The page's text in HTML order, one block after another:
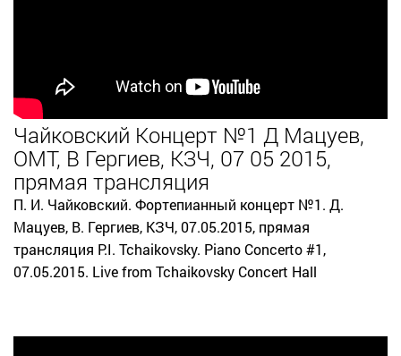
Чайковский Концерт №1 Д Мацуев,
ОМТ, В Гергиев, КЗЧ, 07 05 2015,
прямая трансляция
П. И. Чайковский. Фортепианный концерт №1. Д.
Мацуев, В. Гергиев, КЗЧ, 07.05.2015, прямая
трансляция P.I. Tchaikovsky. Piano Concerto #1,
07.05.2015. Live from Tchaikovsky Concert Hall